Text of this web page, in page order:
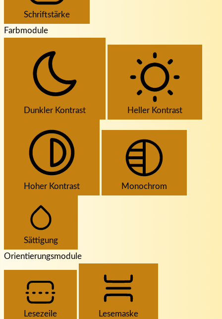
Schriftstärke
Farbmodule
Dunkler Kontrast Heller Kontrast
Hoher Kontrast Monochrom
Sättigung
Orientierungsmodule
Lesezeile Lesemaske